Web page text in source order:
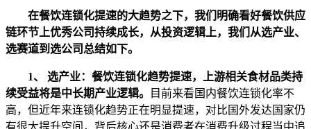
在餐饮连锁化提速的大趋势之下，我们明确看好餐饮供应
链环节上优秀公司持续成长，从投资逻辑上，我们从选产业、
选赛道到选公司总结如下。
1、 选产业：餐饮连锁化趋势提速，上游相关食材品类持
续受益将是中长期产业逻辑。
目前来看国内餐饮连锁化率不
高，但近年来连锁化趋势正在明显提速，对比国外发达国家仍